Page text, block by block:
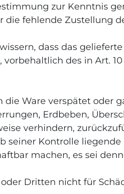
zur Kenntnis
die fehlende Zustellung
dass das
des in Art.
Ware verspätet oder
Erdbeben,
verhindern,
seiner Kontrolle
machen, es sei
Dritten nicht für